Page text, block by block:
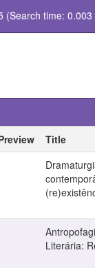
(Search time:
Title
Literária: